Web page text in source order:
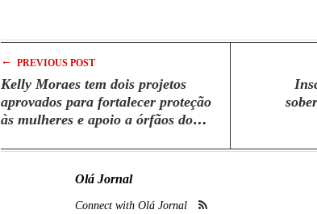
← PREVIOUS POST
Kelly Moraes tem dois projetos
aprovados para fortalecer proteção
às mulheres e apoio a órfãos do
Olá Jornal
Connect with Olá Jornal